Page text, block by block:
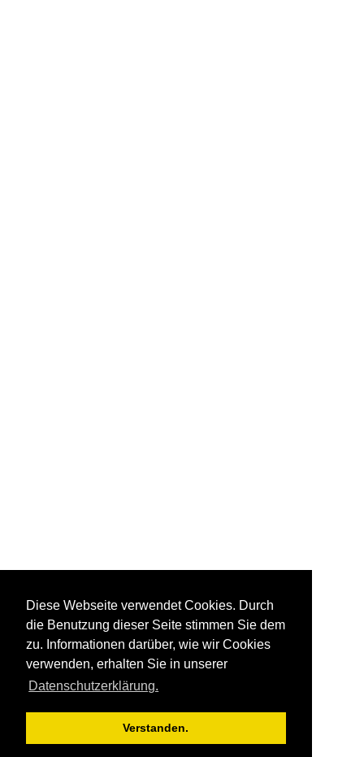
Diese Webseite verwendet Cookies. Durch
die Benutzung dieser Seite stimmen Sie dem
zu. Informationen darüber, wie wir Cookies
verwenden, erhalten Sie in unserer
Datenschutzerklärung.
Verstanden.